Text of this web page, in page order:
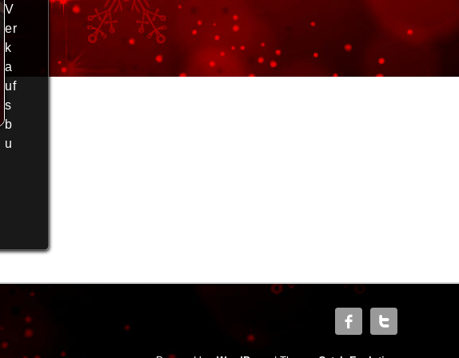
V
er
k
a
uf
s
b
u